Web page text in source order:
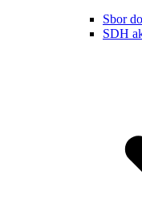
Sbor
SDH